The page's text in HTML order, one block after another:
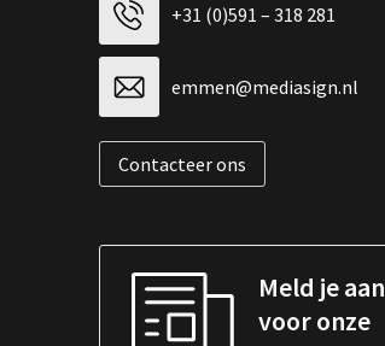
+31 (0)591 – 318 281
emmen@mediasign.nl
Contacteer ons
Meld je aan
voor onze